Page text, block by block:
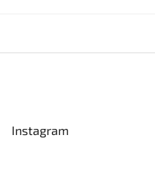
Instagram